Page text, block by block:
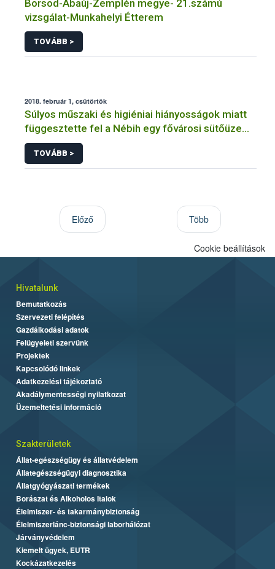
Borsod-Abaúj-Zemplén megye- 21.számú
vizsgálat-Munkahelyi Étterem
TOVÁBB >
2018. február 1, csütörtök
Súlyos műszaki és higiéniai hiányosságok miatt
függesztette fel a Nébih egy fővárosi sütőüzem
tevékenységét
TOVÁBB >
Előző Több
Cookie beállítások
Hivatalunk
Bemutatkozás
Szervezeti felépítés
Gazdálkodási adatok
Felügyeleti szervünk
Projektek
Kapcsolódó linkek
Adatkezelési tájékoztató
Akadálymentességi nyilatkozat
Üzemeltetési információ
Szakterületek
Állat-egészségügy és állatvédelem
Állategészségügyi diagnosztika
Állatgyógyászati termékek
Borászat és Alkoholos Italok
Élelmiszer- és takarmánybiztonság
Élelmiszerlánc-biztonsági laborhálózat
Járványvédelem
Kiemelt ügyek, EUTR
Kockázatkezelés